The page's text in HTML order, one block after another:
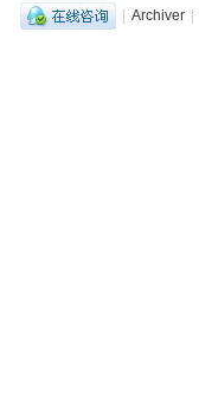
| Archiver |